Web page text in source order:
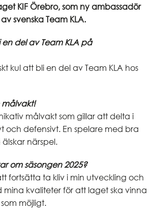
KIF Örebro, som ny ambassadör
svenska Team KLA.
del av Team KLA på
kul att bli en del av Team KLA hos
målvakt!
målvakt som gillar att delta i
och defensivt. En spelare med bra
närspel.
om säsongen 2025?
fortsätta ta kliv i min utveckling och
kvaliteter för att laget ska vinna
möjligt.